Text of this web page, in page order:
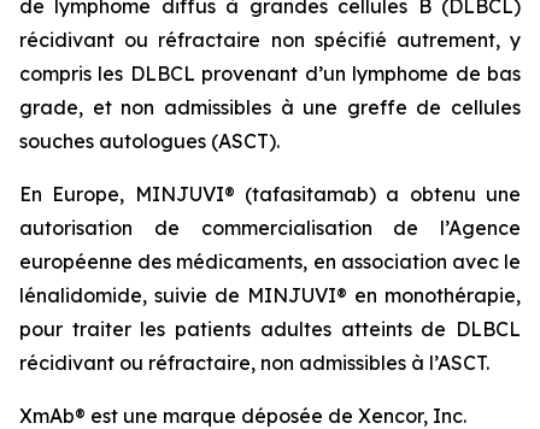
de lymphome diffus à grandes cellules B (DLBCL)
récidivant ou réfractaire non spécifié autrement, y
compris les DLBCL provenant d’un lymphome de bas
grade, et non admissibles à une greffe de cellules
souches autologues (ASCT).
En Europe, MINJUVI® (tafasitamab) a obtenu une
autorisation de commercialisation de l’Agence
européenne des médicaments, en association avec le
lénalidomide, suivie de MINJUVI® en monothérapie,
pour traiter les patients adultes atteints de DLBCL
récidivant ou réfractaire, non admissibles à l’ASCT.
XmAb® est une marque déposée de Xencor, Inc.